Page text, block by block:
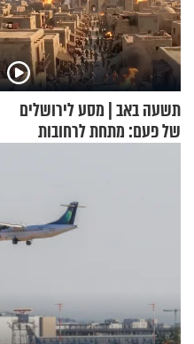
תשעה באב | מסע לירושלים
של פעם: מתחת לרחובות